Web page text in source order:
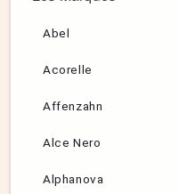
Abel
Acorelle
Affenzahn
Alce Nero
Alphanova